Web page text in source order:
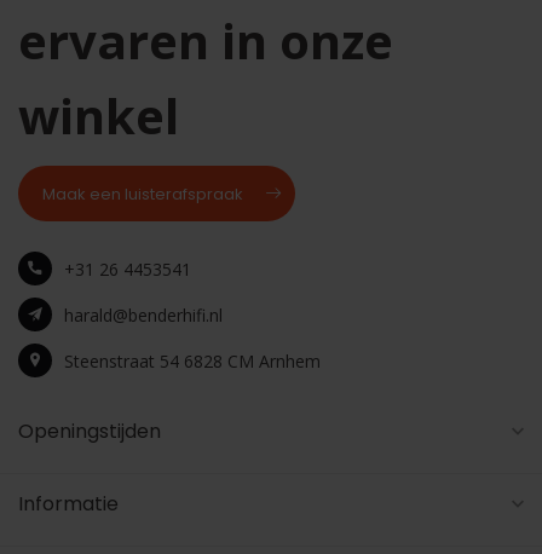
ervaren in onze
winkel
Maak een luisterafspraak
+31 26 4453541
harald@benderhifi.nl
Steenstraat 54 6828 CM Arnhem
Openingstijden
Informatie